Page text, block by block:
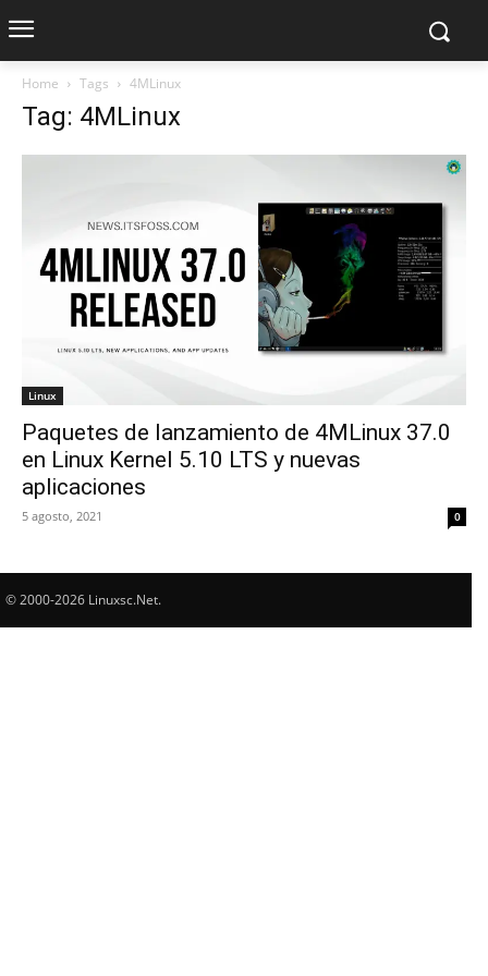
Home Tags 4MLinux
Tag: 4MLinux
Linux
Paquetes de lanzamiento de 4MLinux 37.0
en Linux Kernel 5.10 LTS y nuevas
aplicaciones
5 agosto, 2021 0
© 2000-2026 Linuxsc.Net.